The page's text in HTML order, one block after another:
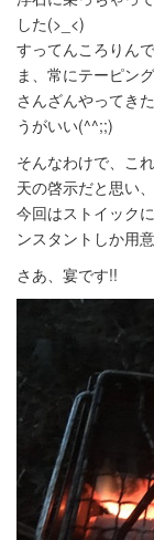
した(>_<)
すってんころりん
ま、常にテーピン
さんざんやってき
うがいい(^^;;)
そんなわけで、こ
天の啓示だと思い
今回はストイック
ンスタントしか用
さあ、宴です!!